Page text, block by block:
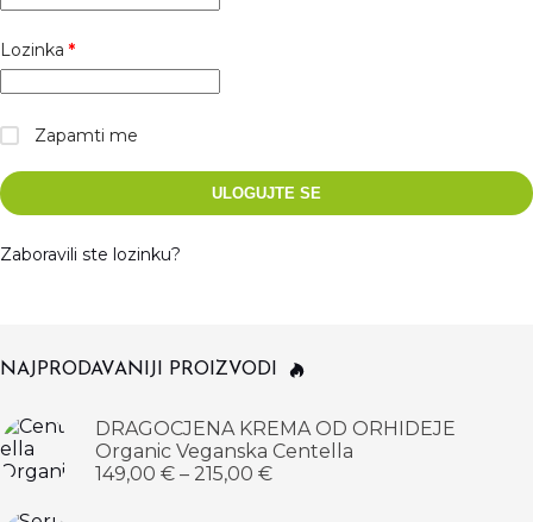
Lozinka *
Zapamti me
ULOGUJTE SE
Zaboravili ste lozinku?
NAJPRODAVANIJI PROIZVODI
DRAGOCJENA KREMA OD ORHIDEJE
Organic Veganska Centella
149,00 € – 215,00 €